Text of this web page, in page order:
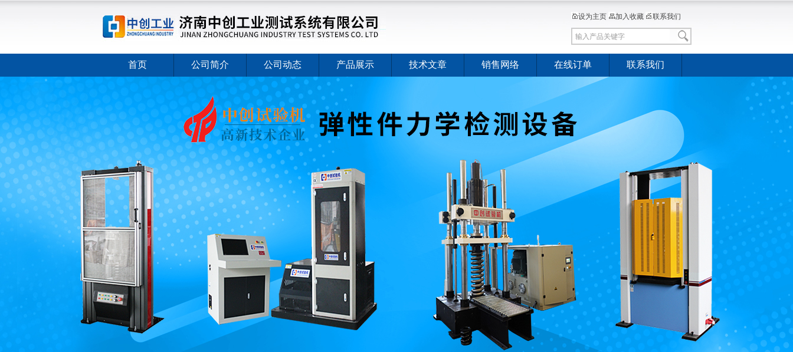
济南中创工业测试系统有限公司
设为主页 加入收藏 联系我们
首页 公司简介 公司动态 产品展示 技术文章 销售网络 在线订单 联系我们